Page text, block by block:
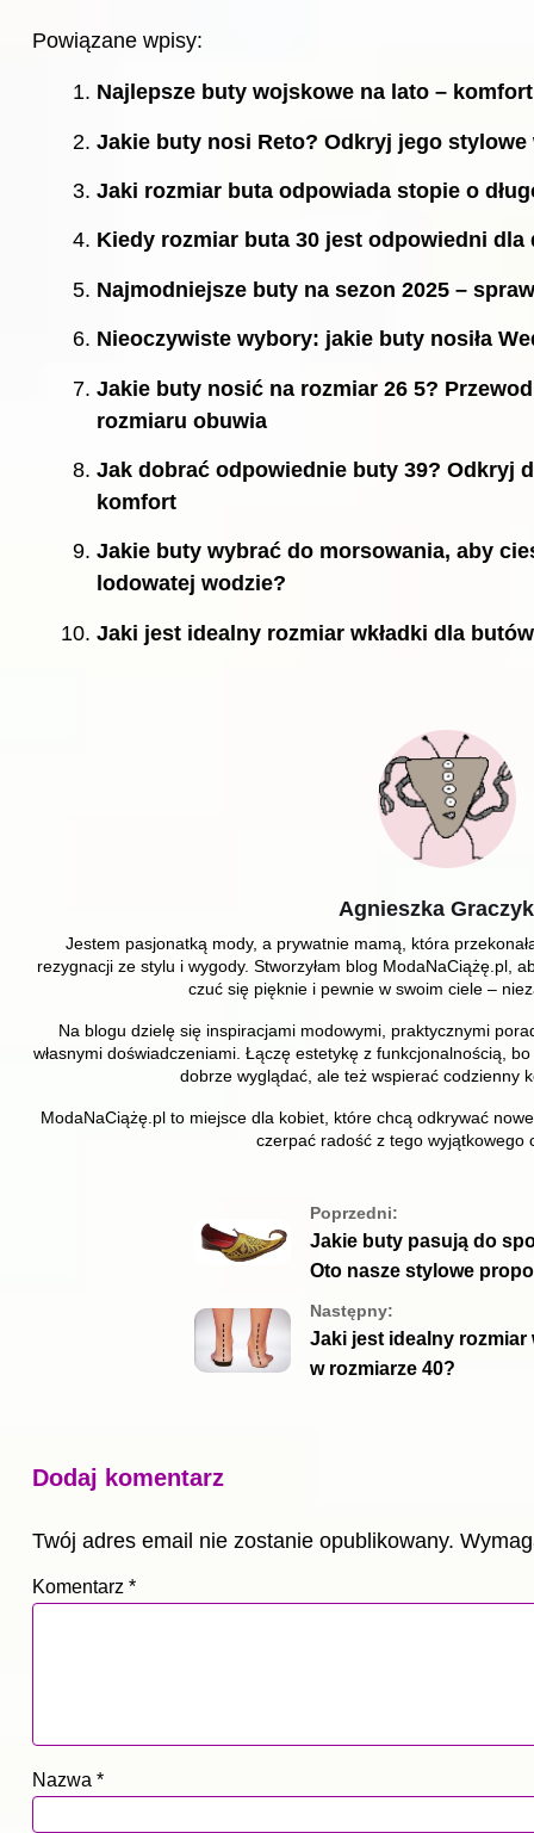
Powiązane wpisy:
Najlepsze buty wojskowe na lato –
Jakie buty nosi Reto? Odkryj jego stylowe
Jaki rozmiar buta odpowiada stopie o
Kiedy rozmiar buta 30 jest odpowiedni
Najmodniejsze buty na sezon 2025 –
Nieoczywiste wybory: jakie buty nosiła
Jakie buty nosić na rozmiar 26 5?
rozmiaru obuwia
Jak dobrać odpowiednie buty 39? Odkryj
komfort
Jakie buty wybrać do morsowania, aby
lodowatej wodzie?
Jaki jest idealny rozmiar wkładki dla
Agnieszka Graczyk
Jestem pasjonatką mody, a prywatnie mamą, która
rezygnacji ze stylu i wygody. Stworzyłam blog ModaNaCiążę.pl,
czuć się pięknie i pewnie w swoim ciele –
Na blogu dzielę się inspiracjami modowymi, praktycznymi
własnymi doświadczeniami. Łączę estetykę z funkcjonalnością,
dobrze wyglądać, ale też wspierać codzienny
ModaNaCiążę.pl to miejsce dla kobiet, które chcą odkrywać
czerpać radość z tego wyjątkowego
Poprzedni:
Jakie buty pasują do
Oto nasze stylowe
Następny:
Jaki jest idealny rozmiar
w rozmiarze 40?
Dodaj komentarz
Twój adres email nie zostanie opublikowany.
Komentarz *
Nazwa *